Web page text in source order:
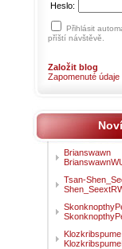
Heslo:
Přihlásit
příští návštěvě.
Založit blog
Zapomenuté údaje
Brianswawn
Tsan-
Klozkribspume